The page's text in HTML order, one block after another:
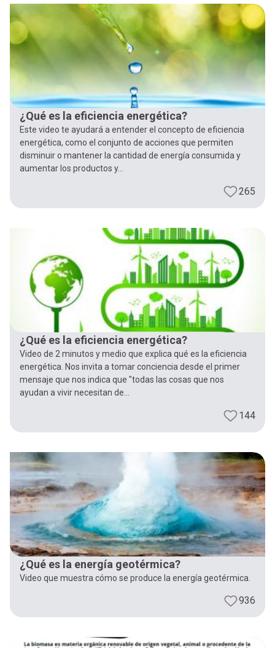
¿Qué es la eficiencia energética?
Este video te ayudará a entender el concepto de eficiencia
energética, como el conjunto de acciones que permiten
disminuir o mantener la cantidad de energía consumida y
aumentar los productos y...
265
¿Qué es la eficiencia energética?
Video de 2 minutos y medio que explica qué es la eficiencia
energética. Nos invita a tomar conciencia desde el primer
mensaje que nos indica que "todas las cosas que nos
ayudan a vivir necesitan de...
144
¿Qué es la energía geotérmica?
Video que muestra cómo se produce la energía geotérmica.
936